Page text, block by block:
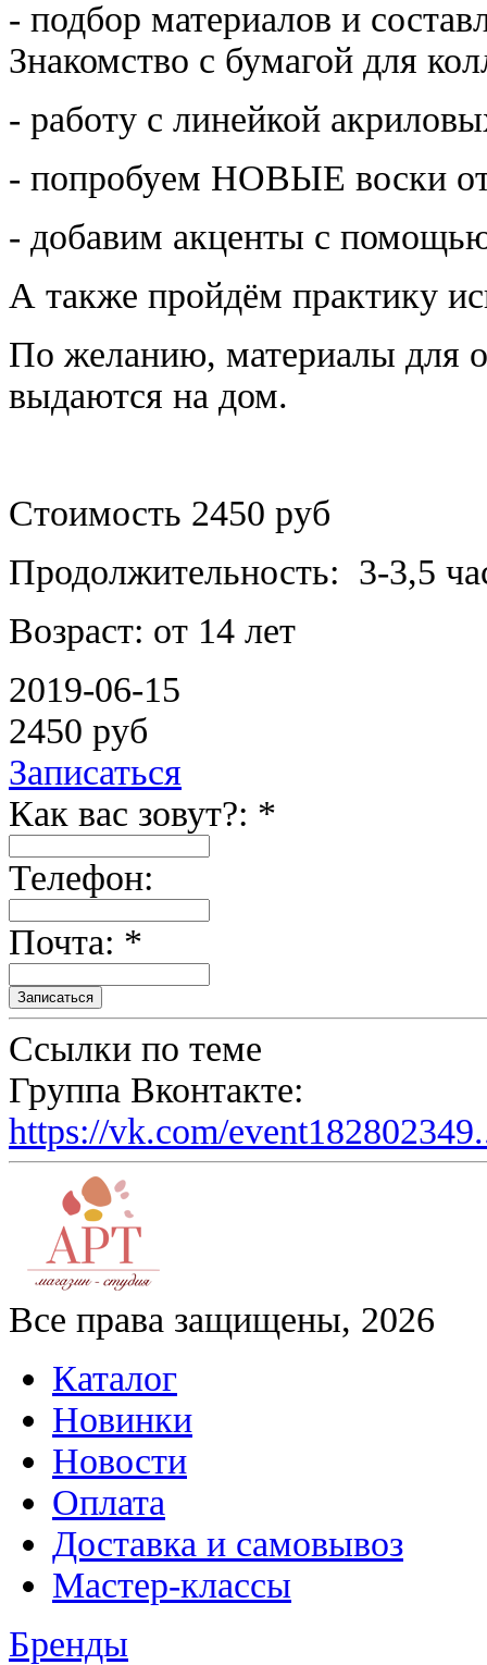
- подбор материалов и
Знакомство с бумагой для
- работу с линейкой
- попробуем НОВЫЕ воски
- добавим акценты с
А также пройдём практику
По желанию, материалы для
выдаются на дом.
Стоимость 2450 руб
Продолжительность: 3-3,5
Возраст: от 14 лет
2019-06-15
2450 руб
Записаться
Как вас зовут?: *
Телефон:
Почта: *
Ссылки по теме
Группа Вконтакте:
https://vk.com/
Все права защищены, 2026
Каталог
Новинки
Новости
Оплата
Доставка и самовывоз
Мастер-классы
Бренды